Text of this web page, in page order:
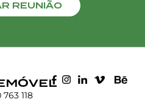
REUNIÃO
763 118